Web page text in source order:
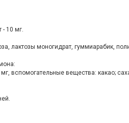
- 10 мг.
лактозы моногидрат, гуммиарабик,
вспомогательные вещества: какао;